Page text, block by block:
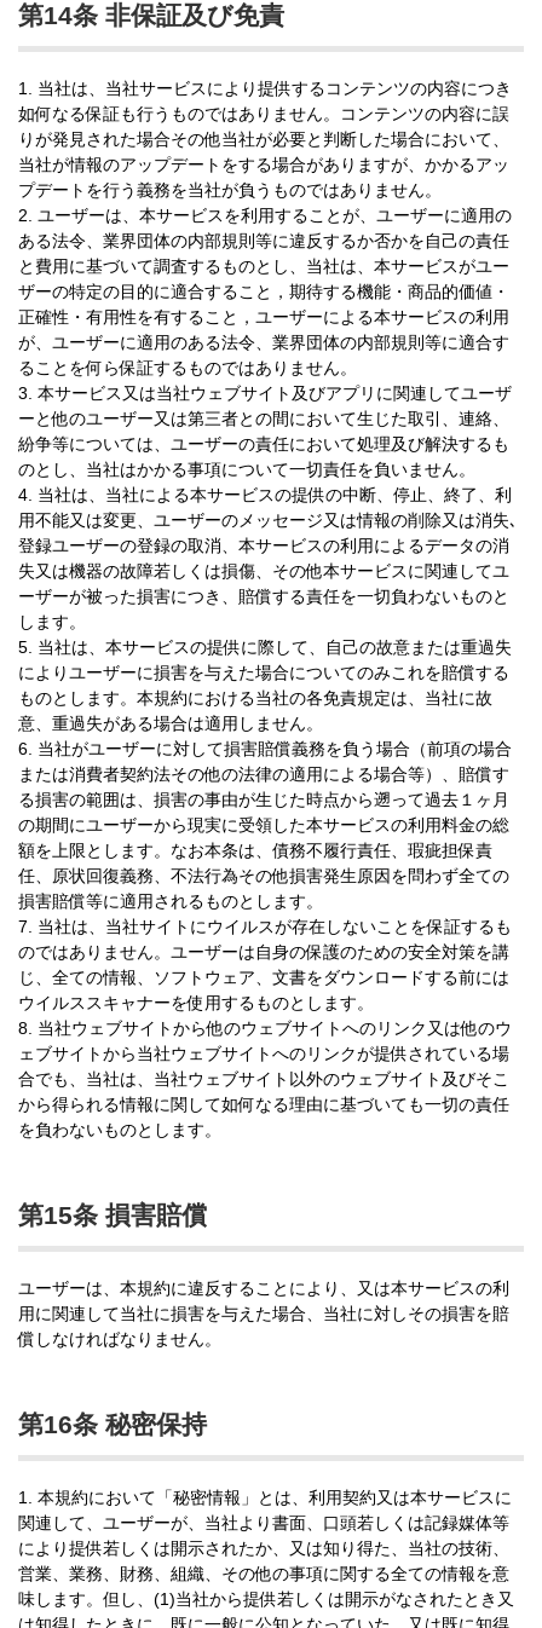
第14条 非保証及び免責
1. 当社は、当社サービスにより提供するコンテンツの内容につき
如何なる保証も行うものではありません。コンテンツの内容に誤
りが発見された場合その他当社が必要と判断した場合において、
当社が情報のアップデートをする場合がありますが、かかるアッ
プデートを行う義務を当社が負うものではありません。
2. ユーザーは、本サービスを利用することが、ユーザーに適用の
ある法令、業界団体の内部規則等に違反するか否かを自己の責任
と費用に基づいて調査するものとし、当社は、本サービスがユー
ザーの特定の目的に適合すること，期待する機能・商品的価値・
正確性・有用性を有すること，ユーザーによる本サービスの利用
が、ユーザーに適用のある法令、業界団体の内部規則等に適合す
ることを何ら保証するものではありません。
3. 本サービス又は当社ウェブサイト及びアプリに関連してユーザ
ーと他のユーザー又は第三者との間において生じた取引、連絡、
紛争等については、ユーザーの責任において処理及び解決するも
のとし、当社はかかる事項について一切責任を負いません。
4. 当社は、当社による本サービスの提供の中断、停止、終了、利
用不能又は変更、ユーザーのメッセージ又は情報の削除又は消失､
登録ユーザーの登録の取消、本サービスの利用によるデータの消
失又は機器の故障若しくは損傷、その他本サービスに関連してユ
ーザーが被った損害につき、賠償する責任を一切負わないものと
します。
5. 当社は、本サービスの提供に際して、自己の故意または重過失
によりユーザーに損害を与えた場合についてのみこれを賠償する
ものとします。本規約における当社の各免責規定は、当社に故
意、重過失がある場合は適用しません。
6. 当社がユーザーに対して損害賠償義務を負う場合（前項の場合
または消費者契約法その他の法律の適用による場合等）、賠償す
る損害の範囲は、損害の事由が生じた時点から遡って過去１ヶ月
の期間にユーザーから現実に受領した本サービスの利用料金の総
額を上限とします。なお本条は、債務不履行責任、瑕疵担保責
任、原状回復義務、不法行為その他損害発生原因を問わず全ての
損害賠償等に適用されるものとします。
7. 当社は、当社サイトにウイルスが存在しないことを保証するも
のではありません。ユーザーは自身の保護のための安全対策を講
じ、全ての情報、ソフトウェア、文書をダウンロードする前には
ウイルススキャナーを使用するものとします。
8. 当社ウェブサイトから他のウェブサイトへのリンク又は他のウ
ェブサイトから当社ウェブサイトへのリンクが提供されている場
合でも、当社は、当社ウェブサイト以外のウェブサイト及びそこ
から得られる情報に関して如何なる理由に基づいても一切の責任
を負わないものとします。
第15条 損害賠償
ユーザーは、本規約に違反することにより、又は本サービスの利
用に関連して当社に損害を与えた場合、当社に対しその損害を賠
償しなければなりません。
第16条 秘密保持
1. 本規約において「秘密情報」とは、利用契約又は本サービスに
関連して、ユーザーが、当社より書面、口頭若しくは記録媒体等
により提供若しくは開示されたか、又は知り得た、当社の技術、
営業、業務、財務、組織、その他の事項に関する全ての情報を意
味します。但し、(1)当社から提供若しくは開示がなされたとき又